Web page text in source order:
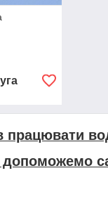
приїзду майстра!
працювати